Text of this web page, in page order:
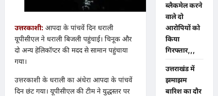
उत्तरकाशी: आपदा के पांचवें दिन धराली
यूपीसीएल ने धराली बिजली पहुंचाई। चिनूक और
दो अन्य हेलिकॉप्टर की मदद से सामान पहुंचाया
गया।
उत्तरकाशी के धराली का अंधेरा आपदा के पांचवें
दिन छंट गया। यूपीसीएल की टीम ने युद्धस्तर पर
ब्लैकमेल करने
वाले दो
आरोपियों को
किया
गिरफ्तार,,,
उत्तराखंड में
झमाझम
बारिश का दौर